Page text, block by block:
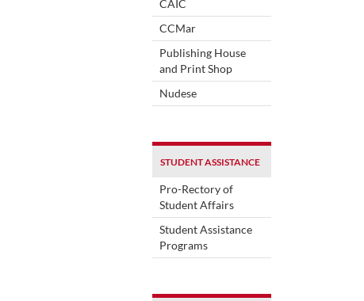
CAIC
CCMar
Publishing House
and Print Shop
Nudese
STUDENT ASSISTANCE
Pro-Rectory of
Student Affairs
Student Assistance
Programs